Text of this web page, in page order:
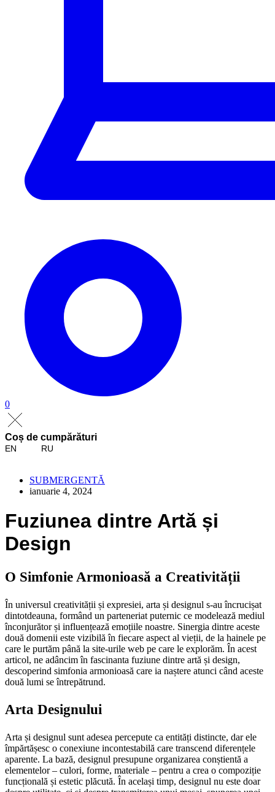
0
Coș de cumpărături
EN RU
SUBMERGENTĂ
ianuarie 4, 2024
Fuziunea dintre Artă și
Design
O Simfonie Armonioasă a Creativității
În universul creativității și expresiei, arta și designul s-au încrucișat
dintotdeauna, formând un parteneriat puternic ce modelează mediul
înconjurător și influențează emoțiile noastre. Sinergia dintre aceste
două domenii este vizibilă în fiecare aspect al vieții, de la hainele pe
care le purtăm până la site-urile web pe care le explorăm. În acest
articol, ne adâncim în fascinanta fuziune dintre artă și design,
descoperind simfonia armonioasă care ia naștere atunci când aceste
două lumi se întrepătrund.
Arta Designului
Arta și designul sunt adesea percepute ca entități distincte, dar ele
împărtășesc o conexiune incontestabilă care transcend diferențele
aparente. La bază, designul presupune organizarea conștientă a
elementelor – culori, forme, materiale – pentru a crea o compoziție
funcțională și estetic plăcută. În același timp, designul nu este doar